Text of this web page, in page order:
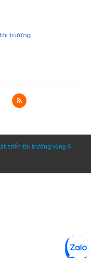
thị trường
triển thị trường vùng 6